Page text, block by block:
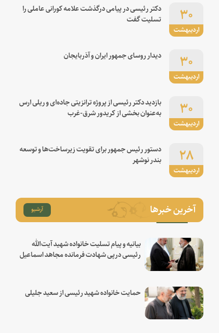
اردیبهشت
۳۰
دکتر رئیسی در پیامی درگذشت علامه کورانی عاملی را
تسلیت گفت
اردیبهشت
۳۰ دیدار روسای جمهور ایران و آذربایجان
اردیبهشت
۳۰
بازدید دکتر رئیسی از پروژه ترانزیتی جاده‌ای و ریلی ارس
به‌عنوان بخشی از کریدور شرق-غرب
اردیبهشت
۲۸
دستور رئیس جمهور برای تقویت زیرساخت‌ها و توسعه
بندر نوشهر
آخرین خبرها آرشیو
بیانیه و پیام تسلیت خانواده شهید آیت‌الله
رئیسی درپی شهادت فرمانده مجاهد اسماعیل
حمایت خانواده شهید رئیسی از سعید جلیلی